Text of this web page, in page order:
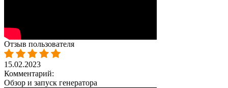
Отзыв пользователя
15.02.2023
Комментарий:
Обзор и запуск генератора